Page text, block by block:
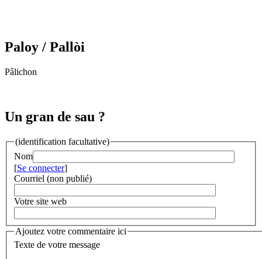
Paloy / Pallòi
Pâlichon
Un gran de sau ?
(identification facultative)
Nom
[Se connecter]
Courriel (non publié)
Votre site web
Ajoutez votre commentaire ici
Texte de votre message